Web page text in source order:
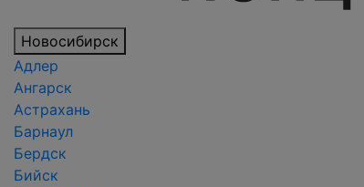
Новосибирск
Адлер
Ангарск
Астрахань
Барнаул
Бердск
Бийск